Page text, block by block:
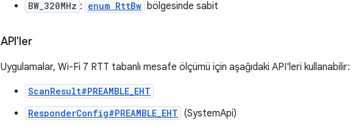
BW_320MHz : enum RttBw bölgesinde sabit
API'ler
Uygulamalar, Wi-Fi 7 RTT tabanlı mesafe ölçümü için aşağıdaki API'leri kullanabilir:
ScanResult#PREAMBLE_EHT
ResponderConfig#PREAMBLE_EHT (SystemApi)